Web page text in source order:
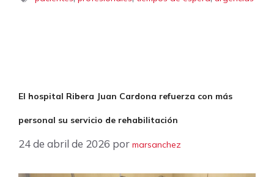
El hospital Ribera Juan Cardona refuerza con más
personal su servicio de rehabilitación
24 de abril de 2026 por marsanchez